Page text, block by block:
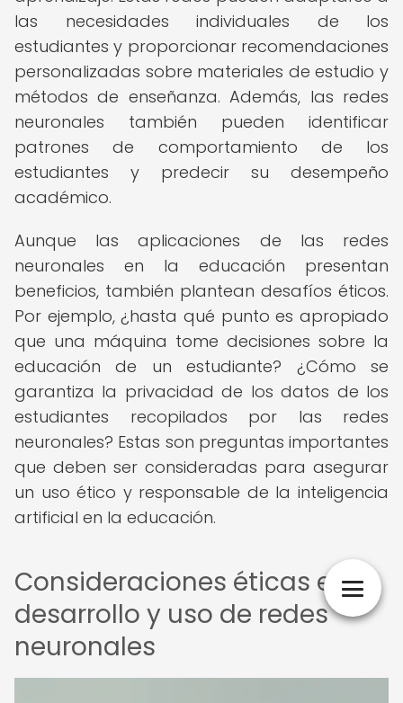
las necesidades individuales de los
estudiantes y proporcionar recomendaciones
personalizadas sobre materiales de estudio y
métodos de enseñanza. Además, las redes
neuronales también pueden identificar
patrones de comportamiento de los
estudiantes y predecir su desempeño
académico.
Aunque las aplicaciones de las redes
neuronales en la educación presentan
beneficios, también plantean desafíos éticos.
Por ejemplo, ¿hasta qué punto es apropiado
que una máquina tome decisiones sobre la
educación de un estudiante? ¿Cómo se
garantiza la privacidad de los datos de los
estudiantes recopilados por las redes
neuronales? Estas son preguntas importantes
que deben ser consideradas para asegurar
un uso ético y responsable de la inteligencia
artificial en la educación.
Consideraciones éticas en el
desarrollo y uso de redes
neuronales